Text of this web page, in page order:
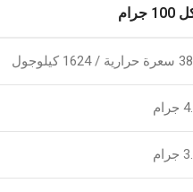
جرام
/ 1624 كيلوجول